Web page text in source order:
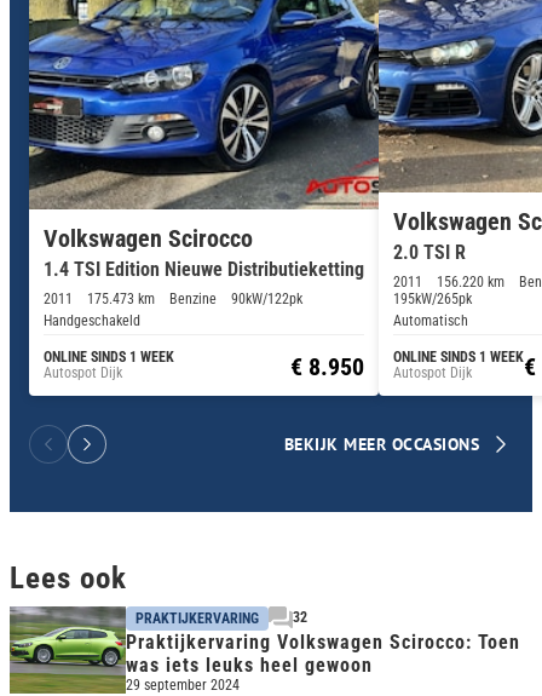
Volkswagen Scirocco
1.4 TSI Edition Nieuwe Distributieketting
2011 175.473 km Benzine
90kW/122pk
Handgeschakeld
ONLINE SINDS 1 WEEK
Autospot Dijk
€ 8.950
Volkswagen
2.0 TSI R
2011 156.220 km
195kW/265pk
Automatisch
ONLINE SINDS 1 WEEK
Autospot Dijk
BEKIJK MEER OCCASIONS
Lees ook
PRAKTIJKERVARING 32
Praktijkervaring Volkswagen Scirocco: Toen
was iets leuks heel gewoon
29 september 2024